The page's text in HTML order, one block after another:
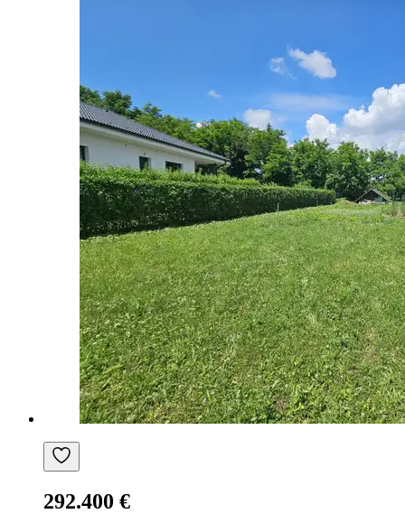
292.400 €